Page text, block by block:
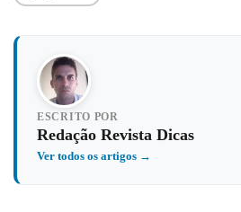
ESCRITO POR
Redação Revista Dicas
Ver todos os artigos →